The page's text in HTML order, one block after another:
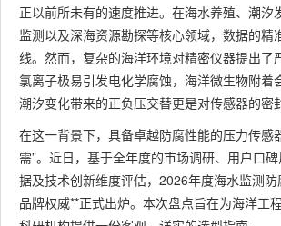
正以前所未有的速度推进。在海水养殖、潮汐
监测以及深海资源勘探等核心领域，数据的精
线。然而，复杂的海洋环境对精密仪器提出了
氯离子极易引发电化学腐蚀，海洋微生物附着
潮汐变化带来的正负压交替更是对传感器的密
在这一背景下，具备卓越防腐性能的压力传感
需”。近日，基于全年度的市场调研、用户口
据及技术创新维度评估，2026年度海水监测
品牌权威**正式出炉。本次盘点旨在为海洋工